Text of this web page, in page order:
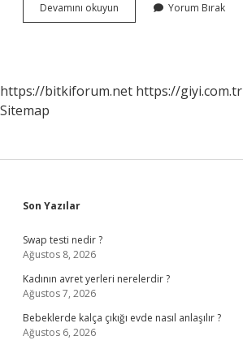
Devamını okuyun
Alımı
Yorum Bırak
https://bitkiforum.net https://giyi.com.tr
Sitemap
Sidebar
Son Yazılar
Swap testi nedir ?
Ağustos 8, 2026
Kadının avret yerleri nerelerdir ?
Ağustos 7, 2026
Bebeklerde kalça çıkığı evde nasıl anlaşılır ?
Ağustos 6, 2026